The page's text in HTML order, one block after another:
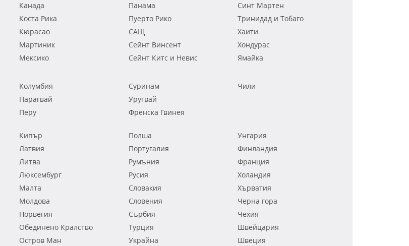
Канада
Коста Рика
Кюрасао
Мартиник
Мексико
Панама
Пуерто Рико
САЩ
Сейнт Винсент
Сейнт Китс и Невис
Синт Мартен
Тринидад и Тобаго
Хаити
Хондурас
Ямайка
Колумбия
Парагвай
Перу
Суринам
Уругвай
Френска Гвинея
Чили
Кипър
Латвия
Литва
Люксембург
Малта
Молдова
Норвегия
Обединено Кралство
Остров Ман
Полша
Португалия
Румъния
Русия
Словакия
Словения
Сърбия
Турция
Украйна
Унгария
Финландия
Франция
Холандия
Хърватия
Черна гора
Чехия
Швейцария
Швеция